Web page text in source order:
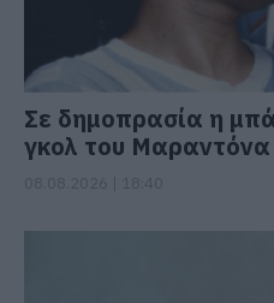
Σε δημοπρασία η
γκολ του Μαραντόνα